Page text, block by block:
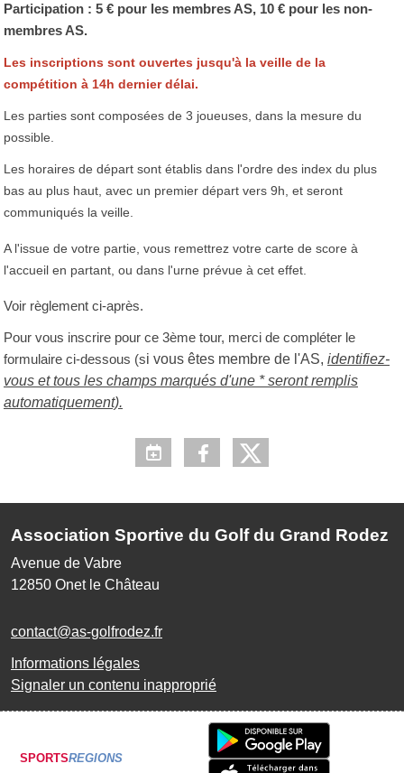
Participation : 5 € pour les membres AS, 10 € pour les non-
membres AS.
Les inscriptions sont ouvertes jusqu'à la veille de la
compétition à 14h dernier délai.
Les parties sont composées de 3 joueuses, dans la mesure du
possible.
Les horaires de départ sont établis dans l'ordre des index du plus
bas au plus haut, avec un premier départ vers 9h, et seront
communiqués la veille.
A l'issue de votre partie, vous remettrez votre carte de score à
l'accueil en partant, ou dans l'urne prévue à cet effet.
Voir règlement ci-après.
Pour vous inscrire pour ce 3ème tour, merci de compléter le
formulaire ci-dessous (si vous êtes membre de l'AS, identifiez-
vous et tous les champs marqués d'une * seront remplis
automatiquement).
Association Sportive du Golf du Grand Rodez
Avenue de Vabre
12850 Onet le Château
contact@as-golfrodez.fr
Informations légales
Signaler un contenu inapproprié
SPORTSREGIONS